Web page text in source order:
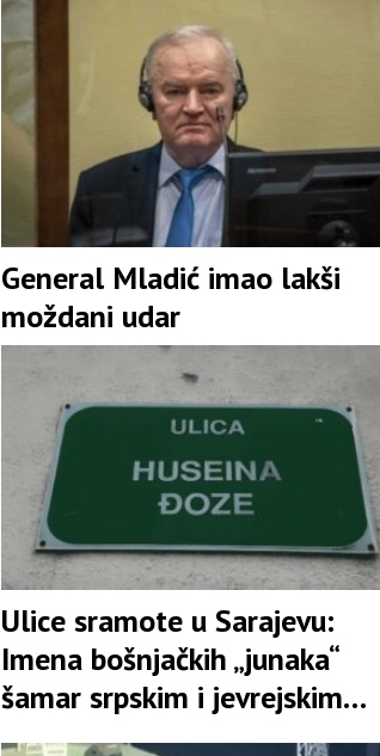
General Mladić imao lakši
moždani udar
Ulice sramote u Sarajevu:
Imena bošnjačkih „junaka“
šamar srpskim i jevrejskim
žrtvama